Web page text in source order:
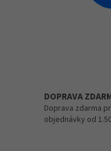
DOPRAVA
Doprava zdarma
objednávky od